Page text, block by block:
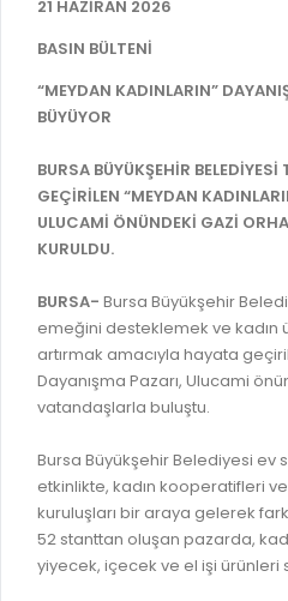
BİLGİ EDİNME
MECLİS
MECLİS ÜYELERİ
MECLİS KARARLARI
STRATEJİK PLANLAR
PERFORMANS PROGRAMI
BÜTÇE
FAALİYET RAPORLARI
KESİN HESAPLAR
GELİR TARİFESİ
YANGIN SİGORTA E-
BAŞVURU / KAYIT
SEYAHAT KARTI
BURSA AKADEMİ
İTFAİYE RAPORU
ONLİNE KATI ATIK
İTFAİYE OLAY KAYDI
İHALE İLANLARI
DOĞRUDAN TEMİN İLANLARI
EVRAK TAKİBİ
21 HAZİRAN 2026
BASIN BÜLTENİ
“MEYDAN KADINLARIN”
BÜYÜYOR
BURSA BÜYÜKŞEHİR
GEÇİRİLEN “MEYDAN
ULUCAMİ ÖNÜNDEKİ GAZİ
KURULDU.
BURSA- Bursa Büyükşehir
emeğini desteklemek ve kadın
artırmak amacıyla hayata
Dayanışma Pazarı, Ulucami
vatandaşlarla buluştu.
Bursa Büyükşehir Belediyesi
etkinlikte, kadın kooperatifleri
kuruluşları bir araya gelerek
52 stanttan oluşan pazarda,
yiyecek, içecek ve el işi ürünleri